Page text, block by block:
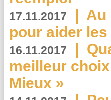
17.11.2017 | Au
pour aider
16.11.2017 |
meilleur
Mieux »